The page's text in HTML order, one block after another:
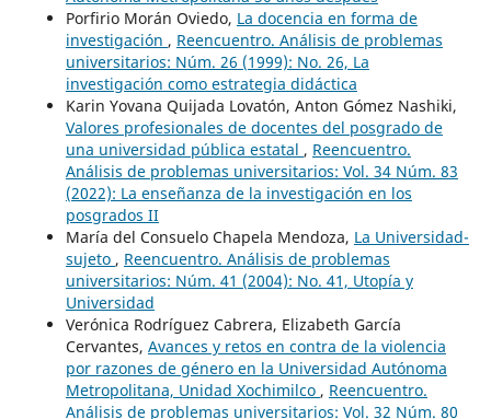
Porfirio Morán Oviedo, La docencia en forma de
investigación , Reencuentro. Análisis de problemas
universitarios: Núm. 26 (1999): No. 26, La
investigación como estrategia didáctica
Karin Yovana Quijada Lovatón, Anton Gómez Nashiki,
Valores profesionales de docentes del posgrado de
una universidad pública estatal , Reencuentro.
Análisis de problemas universitarios: Vol. 34 Núm. 83
(2022): La enseñanza de la investigación en los
posgrados II
María del Consuelo Chapela Mendoza, La Universidad-
sujeto , Reencuentro. Análisis de problemas
universitarios: Núm. 41 (2004): No. 41, Utopía y
Universidad
Verónica Rodríguez Cabrera, Elizabeth García
Cervantes, Avances y retos en contra de la violencia
por razones de género en la Universidad Autónoma
Metropolitana, Unidad Xochimilco , Reencuentro.
Análisis de problemas universitarios: Vol. 32 Núm. 80